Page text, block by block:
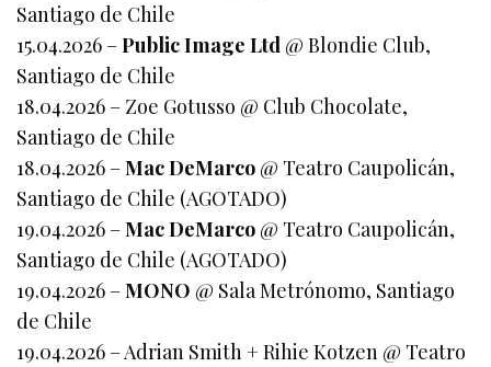
Santiago de Chile
15.04.2026 –Public Image Ltd @ Blondie Club,
Santiago de Chile
18.04.2026 – Zoe Gotusso @ Club Chocolate,
Santiago de Chile
18.04.2026 –Mac DeMarco @ Teatro Caupolicán,
Santiago de Chile (AGOTADO)
19.04.2026 –Mac DeMarco @ Teatro Caupolicán,
Santiago de Chile (AGOTADO)
19.04.2026 –MONO @ Sala Metrónomo, Santiago
de Chile
19.04.2026 – Adrian Smith + Rihie Kotzen @ Teatro